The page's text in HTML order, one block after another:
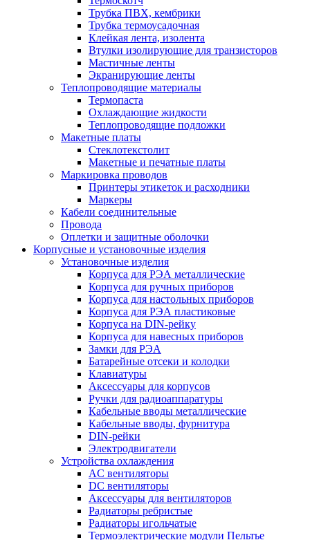
Трубка ПВХ, кембрики
Трубка термоусадочная
Клейкая лента, изолента
Втулки изолирующие для транзисторов
Мастичные ленты
Экранирующие ленты
Теплопроводящие материалы
Термопаста
Охлаждающие жидкости
Теплопроводящие подложки
Макетные платы
Стеклотекстолит
Макетные и печатные платы
Маркировка проводов
Принтеры этикеток и расходники
Маркеры
Кабели соединительные
Провода
Оплетки и защитные оболочки
Корпусные и установочные изделия
Установочные изделия
Корпуса для РЭА металлические
Корпуса для ручных приборов
Корпуса для настольных приборов
Корпуса для РЭА пластиковые
Корпуса на DIN-рейку
Корпуса для навесных приборов
Замки для РЭА
Батарейные отсеки и колодки
Клавиатуры
Аксессуары для корпусов
Ручки для радиоаппаратуры
Кабельные вводы металлические
Кабельные вводы, фурнитура
DIN-рейки
Электродвигатели
Устройства охлаждения
AC вентиляторы
DC вентиляторы
Аксессуары для вентиляторов
Радиаторы ребристые
Радиаторы игольчатые
Термоэлектрические модули Пельтье